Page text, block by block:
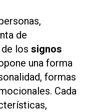
de
los signos
una forma
formas
Cada